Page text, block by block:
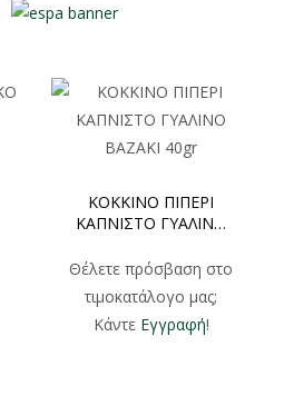
ΚΟΚΚΙΝΟ ΠΙΠΕΡΙ
ΚΑΠΝΙΣΤΟ ΓΥΑΛΙΝΟ
Θέλετε πρόσβαση στο
τιμοκατάλογο μας;
Κάντε Εγγραφή!